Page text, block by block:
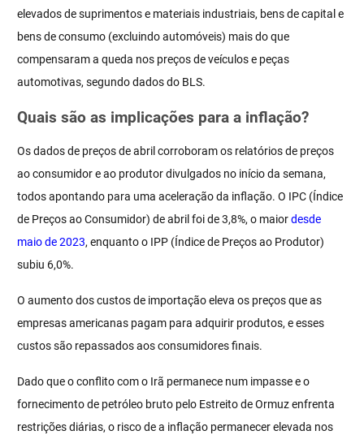
elevados de suprimentos e materiais industriais, bens de capital e
bens de consumo (excluindo automóveis) mais do que
compensaram a queda nos preços de veículos e peças
automotivas, segundo dados do BLS.
Quais são as implicações para a inflação?
Os dados de preços de abril corroboram os relatórios de preços
ao consumidor e ao produtor divulgados no início da semana,
todos apontando para uma aceleração da inflação. O IPC (Índice
de Preços ao Consumidor) de abril foi de 3,8%, o maiordesde
maio de 2023, enquanto o IPP (Índice de Preços ao Produtor)
subiu 6,0%.
O aumento dos custos de importação eleva os preços que as
empresas americanas pagam para adquirir produtos, e esses
custos são repassados aos consumidores finais.
Dado que o conflito com o Irã permanece num impasse e o
fornecimento de petróleo bruto pelo Estreito de Ormuz enfrenta
restrições diárias, o risco de a inflação permanecer elevada nos